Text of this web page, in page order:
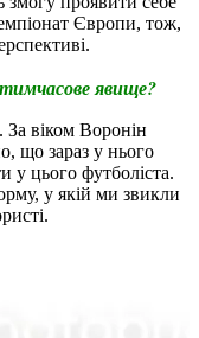
Європи, тож,
явище?
віком Воронін
що зараз у нього
у цього футболіста.
у якій ми звикли